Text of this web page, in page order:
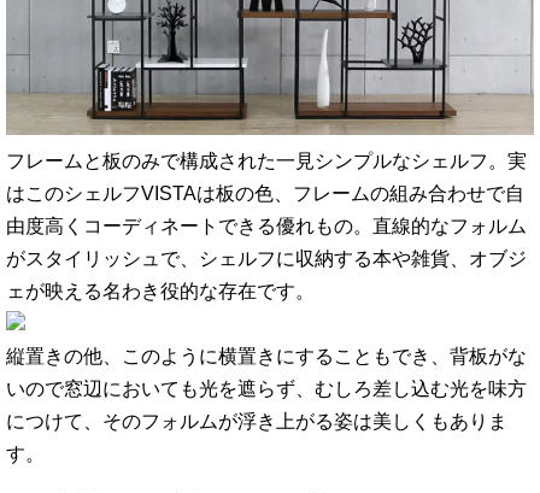
フレームと板のみで構成された一見シンプルなシェルフ。実
はこのシェルフVISTAは板の色、フレームの組み合わせで自
由度高くコーディネートできる優れもの。直線的なフォルム
がスタイリッシュで、シェルフに収納する本や雑貨、オブジ
ェが映える名わき役的な存在です。
縦置きの他、このように横置きにすることもでき、背板がな
いので窓辺においても光を遮らず、むしろ差し込む光を味方
につけて、そのフォルムが浮き上がる姿は美しくもありま
す。